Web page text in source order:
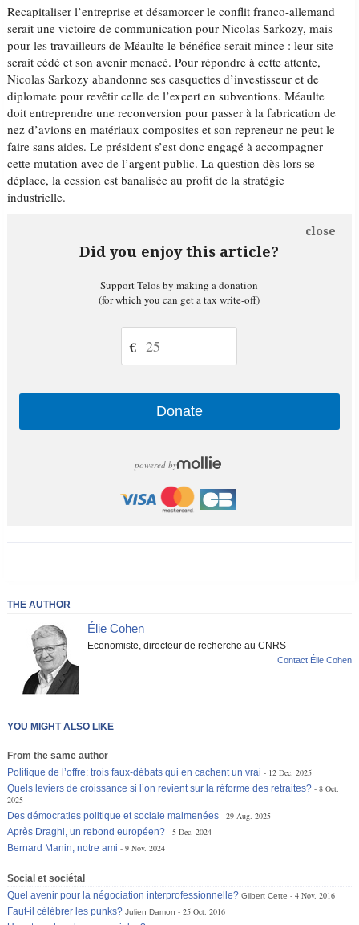
Recapitaliser l’entreprise et désamorcer le conflit franco-allemand
serait une victoire de communication pour Nicolas Sarkozy, mais
pour les travailleurs de Méaulte le bénéfice serait mince : leur site
serait cédé et son avenir menacé. Pour répondre à cette attente,
Nicolas Sarkozy abandonne ses casquettes d’investisseur et de
diplomate pour revêtir celle de l’expert en subventions. Méaulte
doit entreprendre une reconversion pour passer à la fabrication de
nez d’avions en matériaux composites et son repreneur ne peut le
faire sans aides. Le président s’est donc engagé à accompagner
cette mutation avec de l’argent public. La question dès lors se
déplace, la cession est banalisée au profit de la stratégie
industrielle.
Did you enjoy this article?
close
Support Telos by making a donation
(for which you can get a tax write-off)
€
Donate
powered by
THE AUTHOR
Élie Cohen
Economiste, directeur de recherche au CNRS
Contact Élie Cohen
YOU MIGHT ALSO LIKE
From the same author
Politique de l’offre: trois faux-débats qui en cachent un vrai
12 Dec. 2025
Quels leviers de croissance si l’on revient sur la réforme des retraites?
8 Oct.
2025
Des démocraties politique et sociale malmenées
29 Aug. 2025
Après Draghi, un rebond européen?
5 Dec. 2024
Bernard Manin, notre ami
9 Nov. 2024
Social et sociétal
Quel avenir pour la négociation interprofessionnelle? Gilbert Cette
4 Nov. 2016
Faut-il célébrer les punks? Julien Damon
25 Oct. 2016